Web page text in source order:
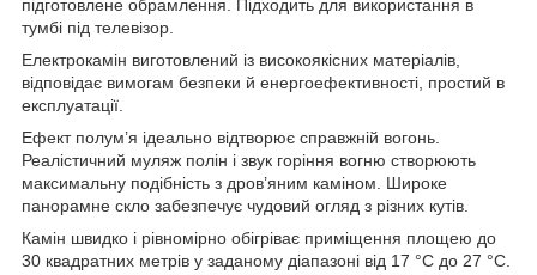
підготовлене обрамлення. Підходить для використання в
тумбі під телевізор.
Електрокамін виготовлений із високоякісних матеріалів,
відповідає вимогам безпеки й енергоефективності, простий в
експлуатації.
Ефект полум’я ідеально відтворює справжній вогонь.
Реалістичний муляж полін і звук горіння вогню створюють
максимальну подібність з дров’яним каміном. Широке
панорамне скло забезпечує чудовий огляд з різних кутів.
Камін швидко і рівномірно обігріває приміщення площею до
30 квадратних метрів у заданому діапазоні від 17 °C до 27 °C.